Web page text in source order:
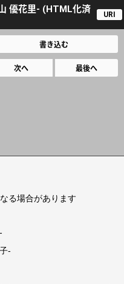
優花里- (HTML化済
URI
書き込む
次へ 最後へ
る場合があります
-